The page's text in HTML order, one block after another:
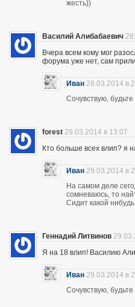
жесть))
Василий Алибабаевич
Вчера всем кому мог
форума уже нет, сам
Иван 28.03.2014 в
Сочувствую, будьте
forest 29.03.2014 в 13:07
Кто больше всех влип? я
Иван 29.03.2014 в
На самом деле
сомневаюсь, то
Сидит какой
Геннадий Литвинов
Я на 18 влип! Василию
Иван 29.03.2014 в
Сочувствую,